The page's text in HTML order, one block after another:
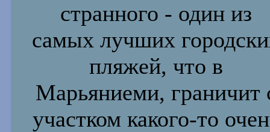
странного - один из
самых лучших
пляжей, что в
Марьяниеми, граничит
участком какого-то